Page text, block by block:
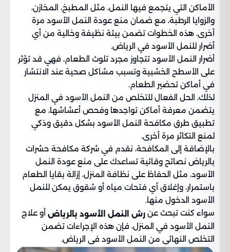
الأماكن التي يتجمع فيها النمل، مثل المطبخ، المخازن،
والزوايا الرطبة، مع ضمان منع عودة النمل الأسود مرة
أخرى. هذه الخطوات تضمن بيئة نظيفة وخالية من أي
أضرار للنمل الأسود في الرياض.
أضرار النمل الأسود تتجاوز مجرد تلوث الطعام، فهي قد تؤثر
على الأسطح الخشبية وتسبب مشاكل صحية عند الانتشار
في أماكن تحضير الطعام.
لذلك، الحل الفعال للتخلص من النمل الأسود في المنزل
يتضمن معرفة أماكن تواجدها وفحص أعشاشها، مع
تطبيق طرق مكافحة النمل الأسود بشكل دقيق وذكي
لمنع التكاثر مرة أخرى.
بالإضافة إلى المكافحة، نقدم في شركة مكافحة حشرات
بالرياض نصائح وقائية تساعدك على منع عودة النمل
الأسود، مثل الحفاظ على نظافة المنزل، إزالة بقايا الطعام
باستمرار، وإغلاق أي فتحات مياه أو شقوق يمكن للنمل
الأسود الدخول منها.
سواء كنت تبحث عن رش النمل الأسود بالرياض أو علاج
النمل الأسود في المنزل، فإن هذه الإجراءات تضمن
التخلص النهائي من النمل الأسود في الرياض.